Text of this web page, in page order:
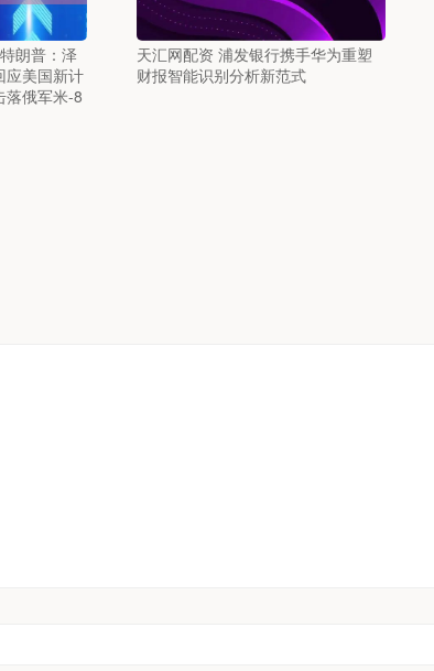
朗普：泽
应美国新计
落俄军米-8
天汇网配资 浦发银行携手华为重塑
财报智能识别分析新范式